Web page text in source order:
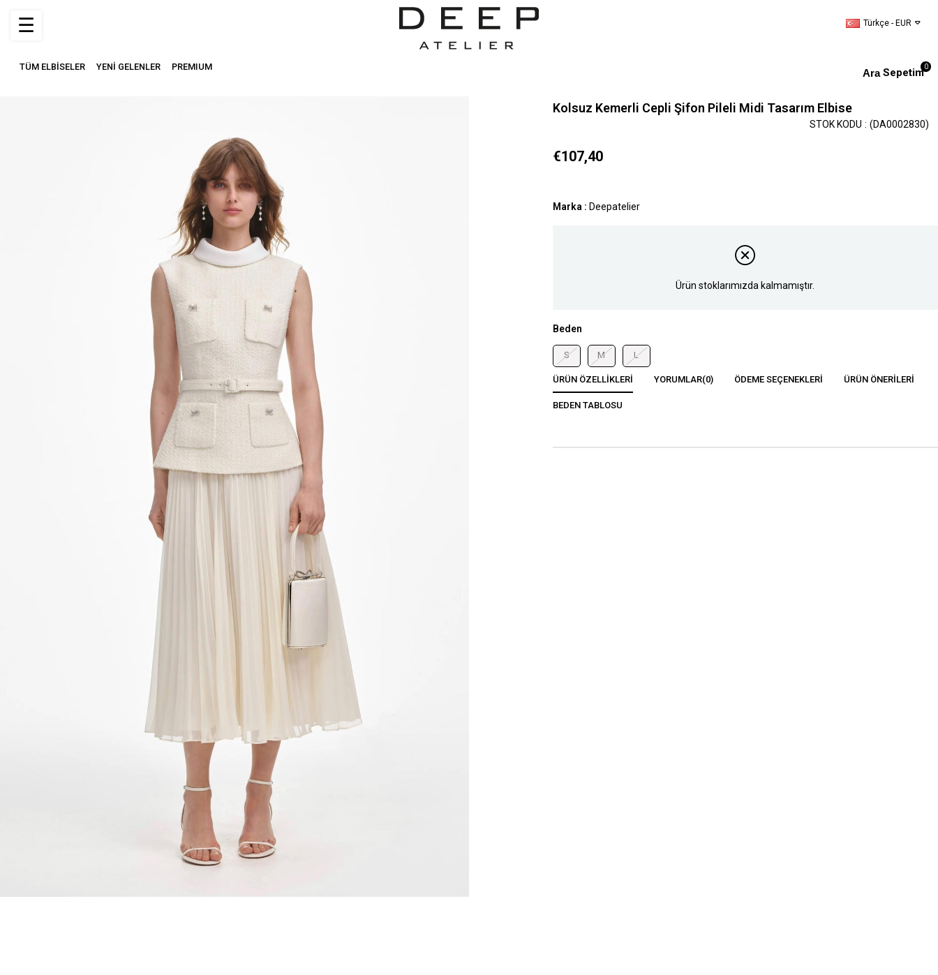
Türkçe - EUR
Sepetim0
TÜM ELBİSELER YENİ GELENLER PREMIUM
☰
Kolsuz Kemerli Cepli Şifon Pileli Midi Tasarım Elbise
(DA0002830)
STOK KODU
€107,40
Marka : Deepatelier
Ürün stoklarımızda kalmamıştır.
Beden
S M L
ÜRÜN ÖZELLIKLERI YORUMLAR(0) ÖDEME SEÇENEKLERI ÜRÜN ÖNERILERI
BEDEN TABLOSU